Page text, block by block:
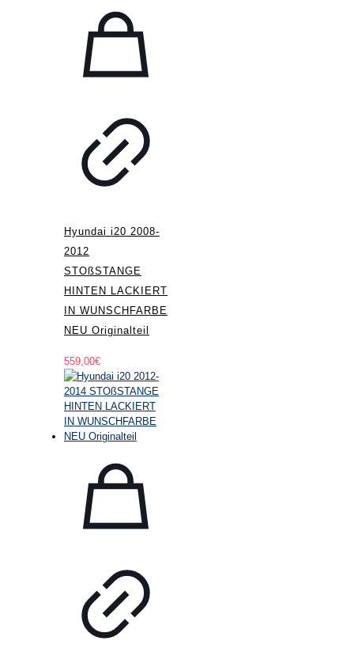
Hyundai i20 2008-
2012
STOßSTANGE
HINTEN LACKIERT
IN WUNSCHFARBE
NEU Originalteil
559,00€